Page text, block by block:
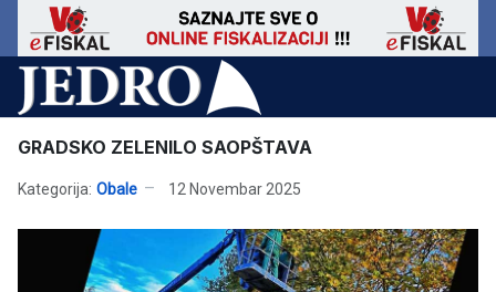
GRADSKO ZELENILO SAOPŠTAVA
Kategorija: Obale 12 Novembar 2025